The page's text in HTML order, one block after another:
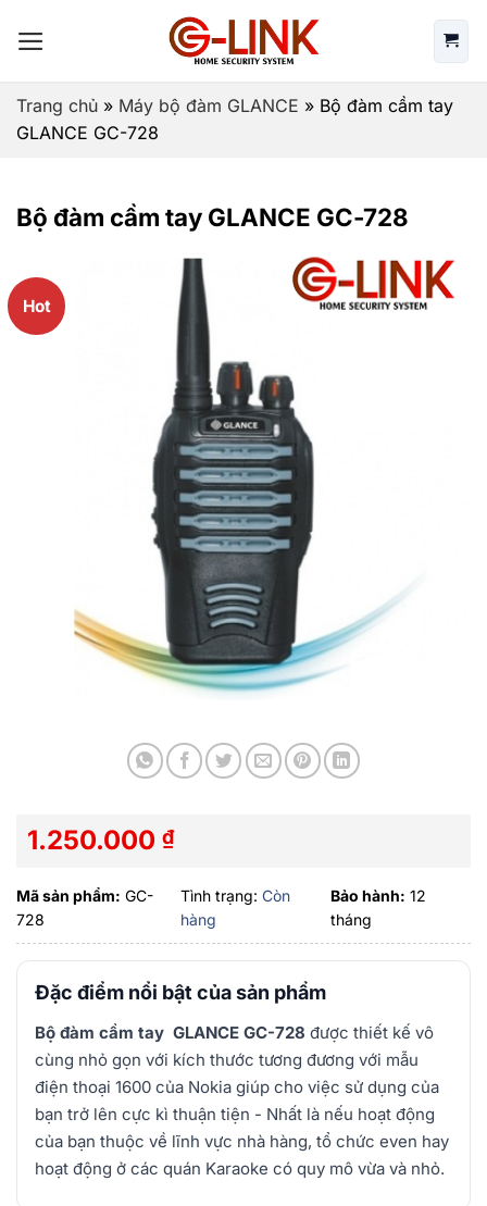
qua
dung
Trang chủ » Máy bộ đàm GLANCE » Bộ đàm cầm tay
GLANCE GC-728
Bộ đàm cầm tay GLANCE GC-728
Hot
1.250.000 ₫
Mã sản phẩm: GC-
728
Tình trạng:Còn
hàng
Bảo hành: 12
tháng
Đặc điểm nổi bật của sản phẩm
Bộ đàm cầm tay GLANCE GC-728 được thiết kế vô
cùng nhỏ gọn với kích thước tương đương với mẫu
điện thoại 1600 của Nokia giúp cho việc sử dụng của
bạn trở lên cực kì thuận tiện - Nhất là nếu hoạt động
của bạn thuộc về lĩnh vực nhà hàng, tổ chức even hay
hoạt động ở các quán Karaoke có quy mô vừa và nhỏ.